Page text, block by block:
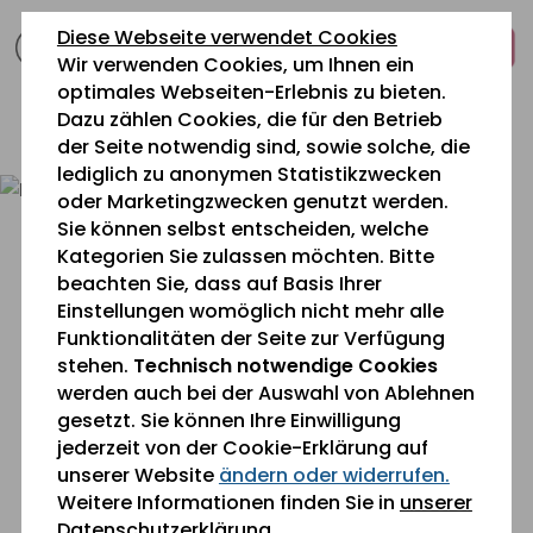
Diese Webseite verwendet Cookies
Wir verwenden Cookies, um Ihnen ein
optimales Webseiten-Erlebnis zu bieten.
Dazu zählen Cookies, die für den Betrieb
der Seite notwendig sind, sowie solche, die
lediglich zu anonymen Statistikzwecken
oder Marketingzwecken genutzt werden.
Sie können selbst entscheiden, welche
Kategorien Sie zulassen möchten. Bitte
beachten Sie, dass auf Basis Ihrer
Einstellungen womöglich nicht mehr alle
Funktionalitäten der Seite zur Verfügung
stehen. Technisch notwendige Cookies
werden auch bei der Auswahl von Ablehnen
gesetzt. Sie können Ihre Einwilligung
jederzeit von der Cookie-Erklärung auf
unserer Website ändern oder widerrufen.
Weitere Informationen finden Sie in unserer
zum
Inhalt
springen
zur
Navigation
springen
zum
Fußbereich
springen
0 26 42 40 60
Sie befinden sich gerade hier:
Aktuelles» Termine
Termine